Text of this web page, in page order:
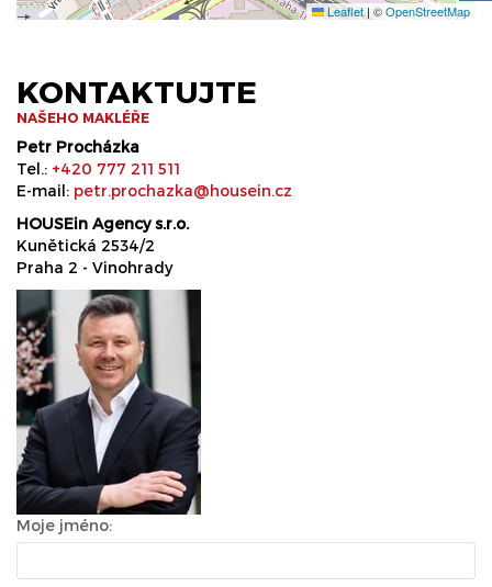
Leaflet | ©OpenStreetMap
KONTAKTUJTE
NAŠEHO MAKLÉŘE
Petr Procházka
Tel.: +420 777 211 511
E-mail: petr.prochazka@housein.cz
HOUSEin Agency s.r.o.
Kunětická 2534/2
Praha 2 - Vinohrady
Moje jméno: